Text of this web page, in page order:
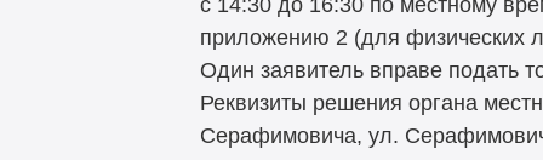
с 14:30 до 16:30 по местному
приложению 2 (для физических
Один заявитель вправе подать
Реквизиты решения органа
Серафимовича, ул.